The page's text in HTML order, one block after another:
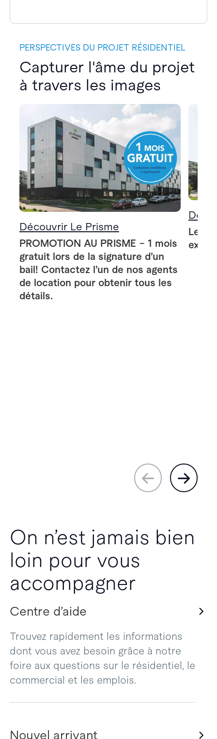
PERSPECTIVES DU PROJET RÉSIDENTIEL
Capturer l'âme du projet
à travers les images
Découvrir Le Prisme
PROMOTION AU PRISME – 1 mois
gratuit lors de la signature d’un
bail! Contactez l’un de nos agents
de location pour obtenir tous les
détails.
Le
On n’est jamais bien
loin pour vous
accompagner
Centre d’aide
Trouvez rapidement les informations
dont vous avez besoin grâce à notre
foire aux questions sur le résidentiel, le
commercial et les emplois.
Nouvel arrivant